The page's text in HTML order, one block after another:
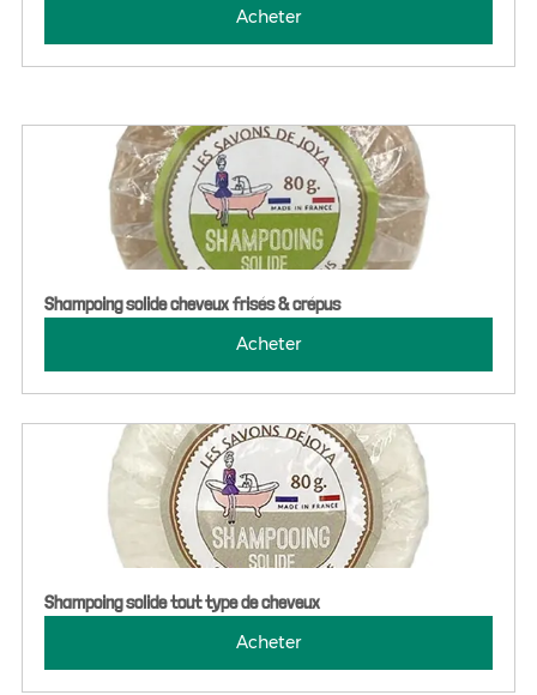
Acheter
Shampoing solide cheveux frisés & crépus
Acheter
Shampoing solide tout type de cheveux
Acheter